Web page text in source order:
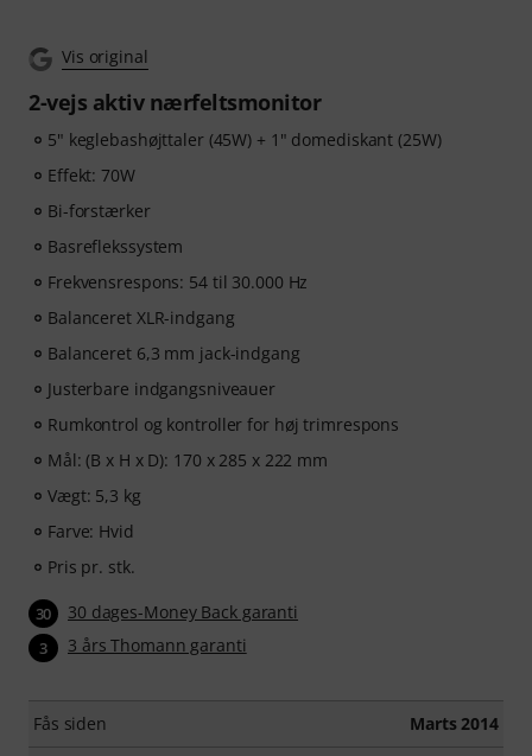
Vis original
2-vejs aktiv nærfeltsmonitor
5" keglebashøjttaler (45W) + 1" domediskant (25W)
Effekt: 70W
Bi-forstærker
Basreflekssystem
Frekvensrespons: 54 til 30.000 Hz
Balanceret XLR-indgang
Balanceret 6,3 mm jack-indgang
Justerbare indgangsniveauer
Rumkontrol og kontroller for høj trimrespons
Mål: (B x H x D): 170 x 285 x 222 mm
Vægt: 5,3 kg
Farve: Hvid
Pris pr. stk.
30 30 dages-Money Back garanti
3 3 års Thomann garanti
Fås siden Marts 2014